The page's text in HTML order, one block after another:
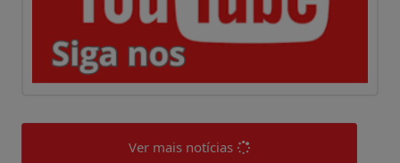
Ver mais notícias